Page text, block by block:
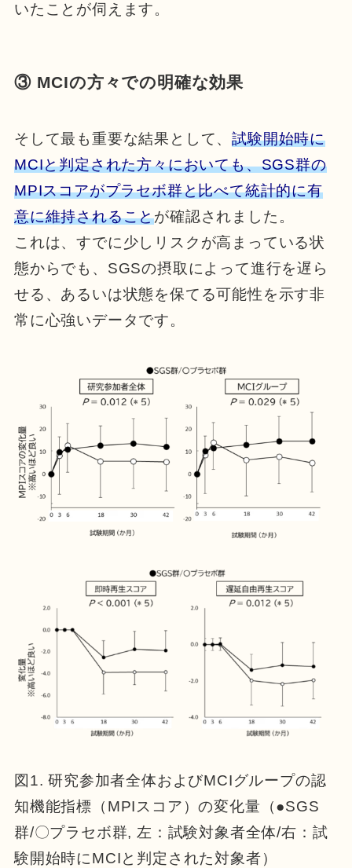
いたことが伺えます。
③ MCIの方々での明確な効果
そして最も重要な結果として、試験開始時に
MCIと判定された方々においても、SGS群の
MPIスコアがプラセボ群と比べて統計的に有
意に維持されることが確認されました。
これは、すでに少しリスクが高まっている状
態からでも、SGSの摂取によって進行を遅ら
せる、あるいは状態を保てる可能性を示す非
常に心強いデータです。
図1. 研究参加者全体およびMCIグループの認
知機能指標（MPIスコア）の変化量（●SGS
群/〇プラセボ群, 左：試験対象者全体/右：試
験開始時にMCIと判定された対象者）